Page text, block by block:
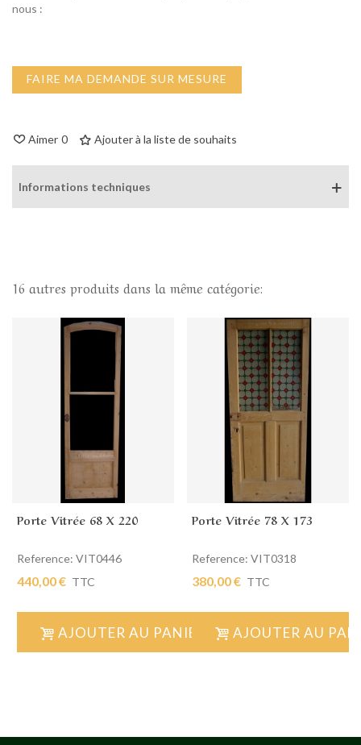
nous :
FAIRE MA DEMANDE SUR MESURE
Aimer 0 Ajouter à la liste de souhaits
Informations techniques
16 autres produits dans la même catégorie:
Porte Vitrée 68 X 220
Reference: VIT0446
440,00 € TTC
AJOUTER AU PANIER
Porte Vitrée 78 X 173
Reference: VIT0318
380,00 € TTC
AJOUTER AU